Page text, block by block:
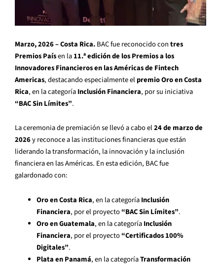
Marzo, 2026 – Costa Rica.BAC fue reconocido contres
Premios Paísen la11.ª edición de los Premios a los
Innovadores Financieros en las Américas de Fintech
Americas, destacando especialmente el premio Oro en Costa
Rica, en la categoríaInclusión Financiera, por su iniciativa
“BAC Sin Límites”.
La ceremonia de premiación se llevó a cabo el24 de marzo de
2026y reconoce a las instituciones financieras que están
liderando la transformación, la innovación y la inclusión
financiera en las Américas. En esta edición, BAC fue
galardonado con:
Oro en Costa Rica, en la categoríaInclusión
Financiera, por el proyecto“BAC Sin Límites”.
Oro en Guatemala, en la categoríaInclusión
Financiera, por el proyecto“Certificados 100%
Digitales”.
Plata en Panamá, en la categoríaTransformación